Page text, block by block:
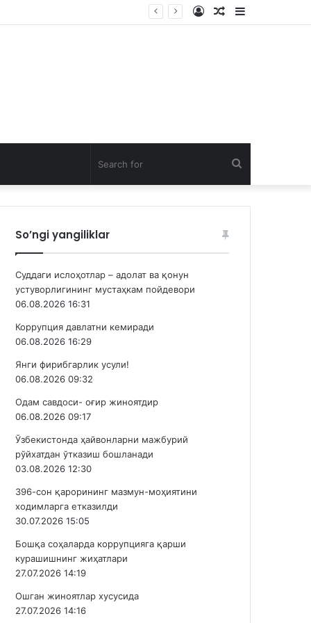
Sidebar
Random
Log
for
So’ngi yangiliklar
Суддаги ислоҳотлар – адолат ва қонун
устуворлигининг мустаҳкам пойдевори
06.08.2026 16:31
Коррупция давлатни кемиради
06.08.2026 16:29
Янги фирибгарлик усули!
06.08.2026 09:32
Одам савдоси- оғир жиноятдир
06.08.2026 09:17
Ўзбекистонда ҳайвонларни мажбурий
рўйхатдан ўтказиш бошланади
03.08.2026 12:30
396-сон қарорининг мазмун-моҳиятини
ходимларга етказилди
30.07.2026 15:05
Бошқа соҳаларда коррупцияга қарши
курашишнинг жиҳатлари
27.07.2026 14:19
Ошган жиноятлар хусусида
27.07.2026 14:16